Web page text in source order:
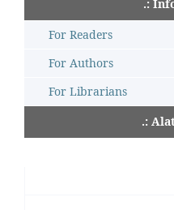
.:
For Readers
For Authors
For Librarians
.: